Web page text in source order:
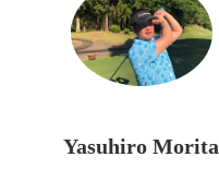
Yasuhiro Morita